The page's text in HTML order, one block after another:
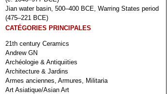
Jian water basin, 500–400 BCE, Warring States period
(475–221 BCE)
CATÉGORIES PRINCIPALES
21th century Ceramics
Andrew GN
Archéologie & Antiquiities
Architecture & Jardins
Armes anciennes, Armures, Militaria
Art Asiatique/Asian Art